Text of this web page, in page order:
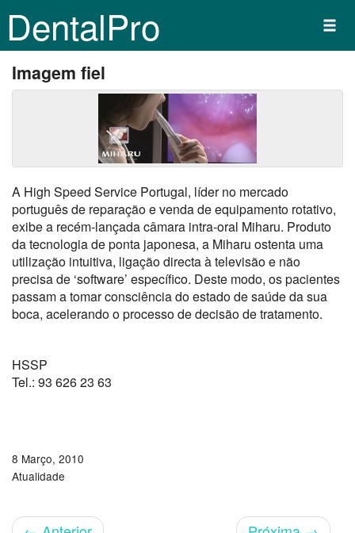
DentalPro
Imagem fiel
A High Speed Service Portugal, líder no mercado
português de reparação e venda de equipamento rotativo,
exibe a recém-lançada câmara intra-oral Miharu. Produto
da tecnologia de ponta japonesa, a Miharu ostenta uma
utilização intuitiva, ligação directa à televisão e não
precisa de ‘software’ específico. Deste modo, os pacientes
passam a tomar consciência do estado de saúde da sua
boca, acelerando o processo de decisão de tratamento.
HSSP
Tel.: 93 626 23 63
8 Março, 2010
Atualidade